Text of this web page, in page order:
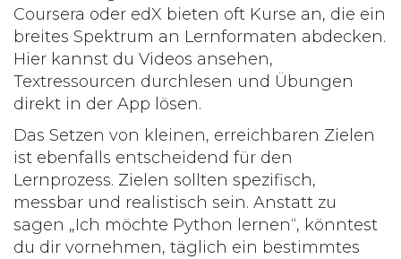
Coursera oder edX bieten oft Kurse an, die ein
breites Spektrum an Lernformaten abdecken.
Hier kannst du Videos ansehen,
Textressourcen durchlesen und Übungen
direkt in der App lösen.
Das Setzen von kleinen, erreichbaren Zielen
ist ebenfalls entscheidend für den
Lernprozess. Zielen sollten spezifisch,
messbar und realistisch sein. Anstatt zu
sagen „Ich möchte Python lernen“, könntest
du dir vornehmen, täglich ein bestimmtes